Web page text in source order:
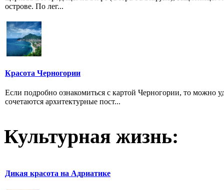
острове. По лег...
Красота Черногории
Если подробно ознакомиться с картой Черногории, то можно
сочетаются архитектурные пост...
Культурная жизнь:
Дикая красота на Адриатике